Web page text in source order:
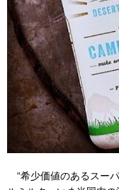
“希少価値のあるスー